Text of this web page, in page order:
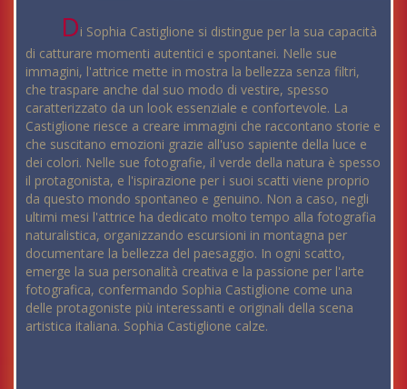
Di Sophia Castiglione si distingue per la sua capacità
di catturare momenti autentici e spontanei. Nelle sue
immagini, l'attrice mette in mostra la bellezza senza filtri,
che traspare anche dal suo modo di vestire, spesso
caratterizzato da un look essenziale e confortevole. La
Castiglione riesce a creare immagini che raccontano storie e
che suscitano emozioni grazie all'uso sapiente della luce e
dei colori. Nelle sue fotografie, il verde della natura è spesso
il protagonista, e l'ispirazione per i suoi scatti viene proprio
da questo mondo spontaneo e genuino. Non a caso, negli
ultimi mesi l'attrice ha dedicato molto tempo alla fotografia
naturalistica, organizzando escursioni in montagna per
documentare la bellezza del paesaggio. In ogni scatto,
emerge la sua personalità creativa e la passione per l'arte
fotografica, confermando Sophia Castiglione come una
delle protagoniste più interessanti e originali della scena
artistica italiana. Sophia Castiglione calze.